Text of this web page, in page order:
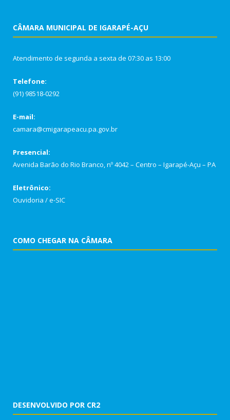
CÂMARA MUNICIPAL DE IGARAPÉ-AÇU
Atendimento de segunda a sexta de 07:30 as 13:00
Telefone:
(91) 98518-0292
E-mail:
camara@cmigarapeacu.pa.gov.br
Presencial:
Avenida Barão do Rio Branco, nº 4042 – Centro – Igarapé-Açu – PA
Eletrônico:
Ouvidoria /e-SIC
COMO CHEGAR NA CÂMARA
DESENVOLVIDO POR CR2